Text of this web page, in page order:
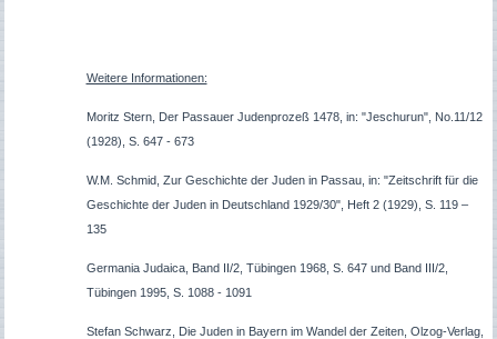
Weitere Informationen:
Moritz Stern, Der Passauer Judenprozeß 1478, in: "Jeschurun", No.11/12
(1928), S. 647 - 673
W.M. Schmid, Zur Geschichte der Juden in Passau, in: "Zeitschrift für die
Geschichte der Juden in Deutschland 1929/30", Heft 2 (1929), S. 119 –
135
Germania Judaica, Band II/2, Tübingen 1968, S. 647 und Band III/2,
Tübingen 1995, S. 1088 - 1091
Stefan Schwarz, Die Juden in Bayern im Wandel der Zeiten, Olzog-Verlag,